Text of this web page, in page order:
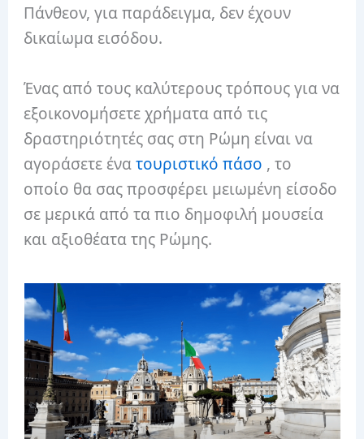
Πάνθεον, για παράδειγμα, δεν έχουν
δικαίωμα εισόδου.
Ένας από τους καλύτερους τρόπους για να
εξοικονομήσετε χρήματα από τις
δραστηριότητές σας στη Ρώμη είναι να
αγοράσετε ένατουριστικό πάσο , το
οποίο θα σας προσφέρει μειωμένη είσοδο
σε μερικά από τα πιο δημοφιλή μουσεία
και αξιοθέατα της Ρώμης.